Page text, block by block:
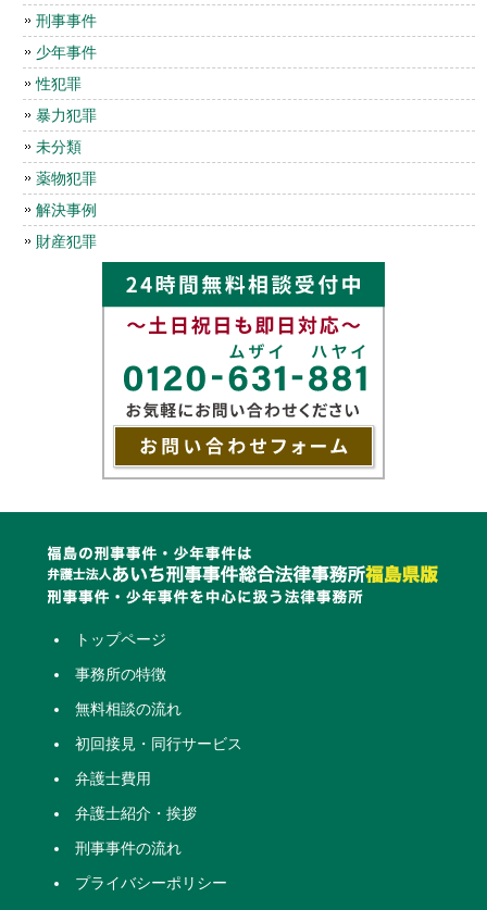
刑事事件
少年事件
性犯罪
暴力犯罪
未分類
薬物犯罪
解決事例
財産犯罪
トップページ
事務所の特徴
無料相談の流れ
初回接見・同行サービス
弁護士費用
弁護士紹介・挨拶
刑事事件の流れ
プライバシーポリシー